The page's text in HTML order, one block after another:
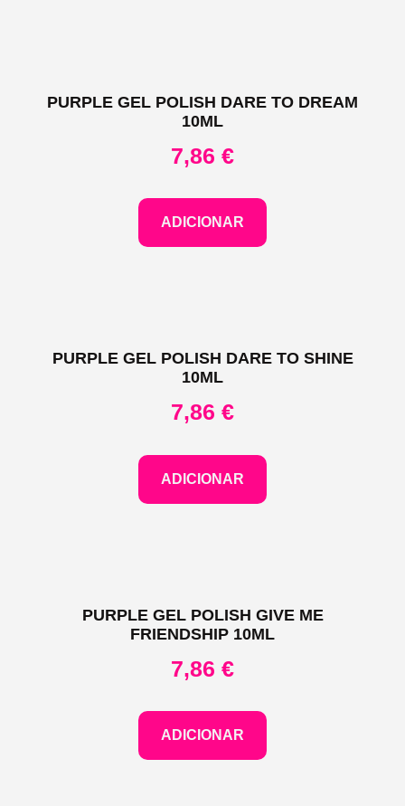
PURPLE GEL POLISH DARE TO DREAM
10ML
7,86 €
ADICIONAR
PURPLE GEL POLISH DARE TO SHINE
10ML
7,86 €
ADICIONAR
PURPLE GEL POLISH GIVE ME
FRIENDSHIP 10ML
7,86 €
ADICIONAR